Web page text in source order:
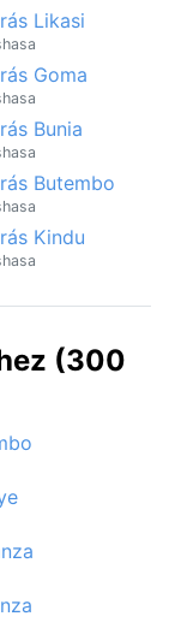
Likasi
Goma
Bunia
Butembo
Kindu
(300